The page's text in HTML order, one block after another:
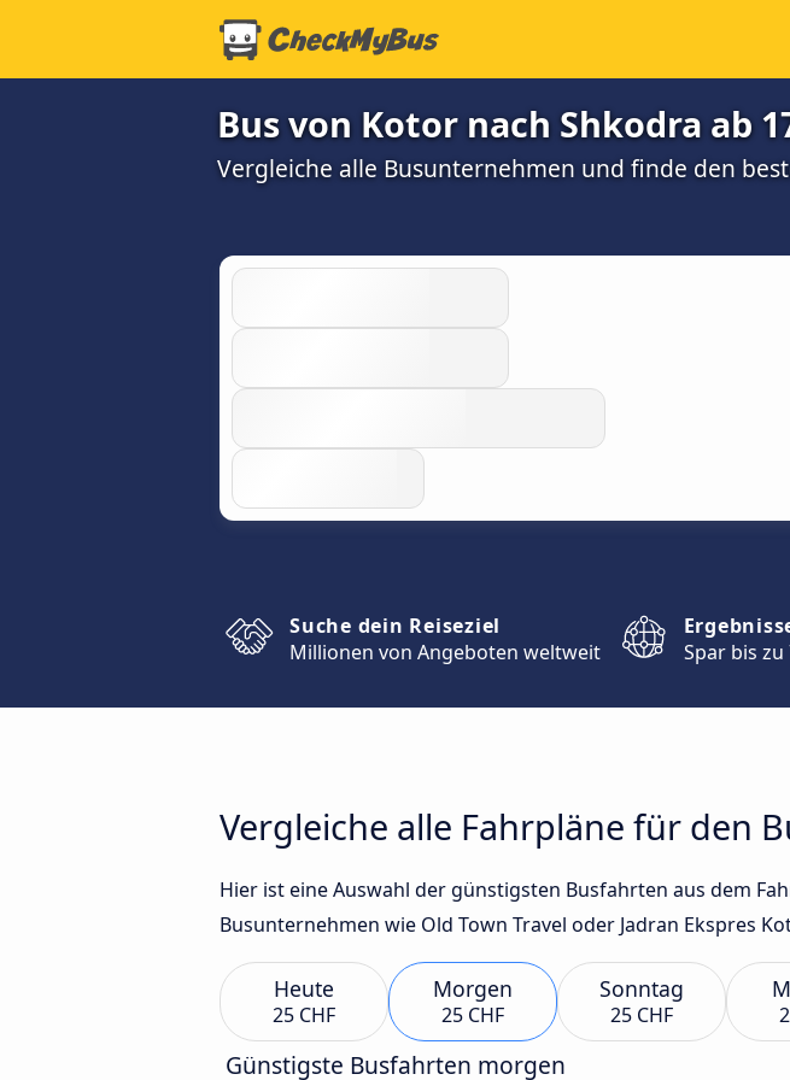
Bus von Kotor nach Shkodra ab
Vergleiche alle Busunternehmen und finde den
Suche dein Reiseziel
Millionen von Angeboten weltweit
Spar bis zu
Vergleiche alle Fahrpläne für den
Hier ist eine Auswahl der günstigsten Busfahrten aus dem
Busunternehmen wie Old Town Travel oder Jadran Ekspres
Heute
25 CHF
Morgen
25 CHF
Sonntag
25 CHF
Günstigste Busfahrten morgen